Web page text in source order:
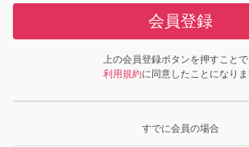
会員登録
上の会員登録ボタンを押すことで
利用規約に同意したことになり
すでに会員の場合